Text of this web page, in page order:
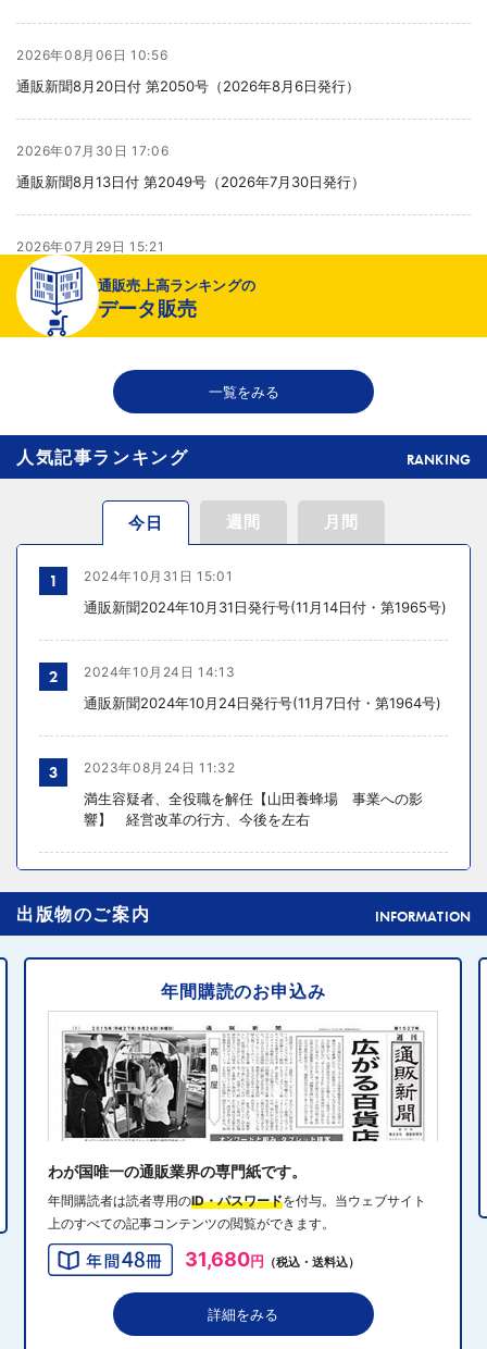
2026年08月06日 10:56
通販新聞8月20日付 第2050号（2026年8月6日発行）
2026年07月30日 17:06
通販新聞8月13日付 第2049号（2026年7月30日発行）
2026年07月29日 15:21
より健全な売り場へ
2026年07月29日 15:20
千趣会が新インナーブランド開発、締め付け感のない着心地へ
通販売上高ランキングの
データ販売
一覧をみる
人気記事ランキング RANKING
今日 週間 月間
1 2024年10月31日 15:01
通販新聞2024年10月31日発行号(11月14日付・第1965号)
2 2024年10月24日 14:13
通販新聞2024年10月24日発行号(11月7日付・第1964号)
3 2023年08月24日 11:32
満生容疑者、全役職を解任【山田養蜂場 事業への影
響】 経営改革の行方、今後を左右
4
元ディノスの石川森生氏、ECのプロフェッショナルらの
共助型ネットワーク組織立ち上げ
2024年10月31日 14:10
消費者庁、美容液通販に特定商取引法違反で9カ月の業務
停止命令
2024年10月31日 14:32
り込み
2024年10月31日 13:40
QVCジャパンがゾゾと”コーデ対決”、”千葉愛”テーマにフ
出版物のご案内 INFORMATION
年間購読のお申込み
わが国唯一の通販業界の専門紙です。
年間購読者は読者専用のID・パスワードを付与。当ウェブサイト
上のすべての記事コンテンツの閲覧ができます。
31,680円 （税込・送料込）
詳細をみる